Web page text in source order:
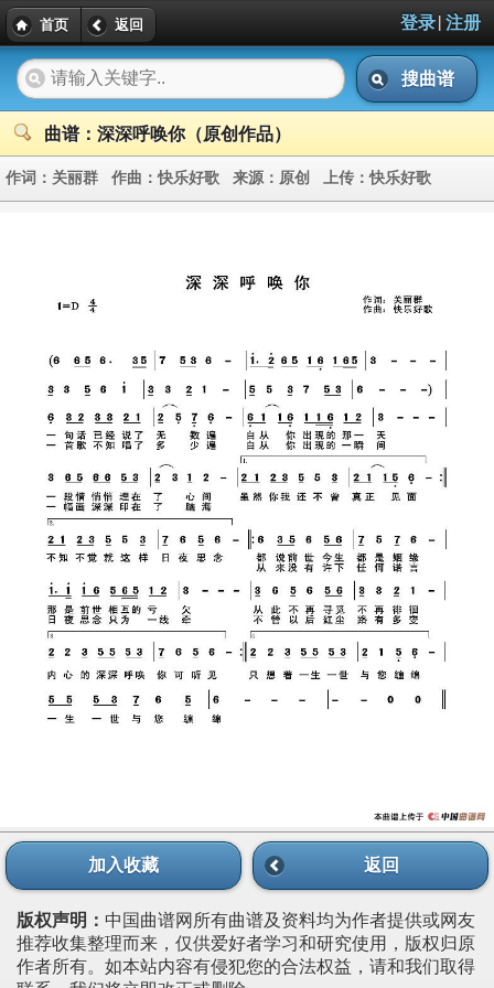
首页 返回 登录| 注册
搜曲谱
曲谱：深深呼唤你（原创作品）
作词： 关丽群 作曲：快乐好歌 来源： 原创 上传：快乐好歌
加入收藏 返回
版权声明： 中国曲谱网所有曲谱及资料均为作者提供或网友
推荐收集整理而来，仅供爱好者学习和研究使用，版权归原
作者所有。如本站内容有侵犯您的合法权益，请和我们取得